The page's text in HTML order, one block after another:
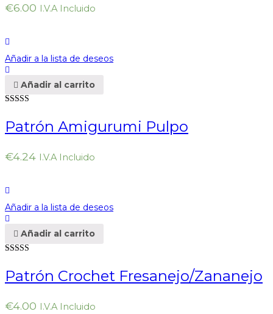
€6.00 I.V.A Incluido
Añadir a la lista de deseos
Añadir al carrito
5.00
de 5
Patrón Amigurumi Pulpo
€4.24 I.V.A Incluido
Añadir a la lista de deseos
Añadir al carrito
5.00
Patrón Crochet Fresanejo/Zananejo
€4.00 I.V.A Incluido